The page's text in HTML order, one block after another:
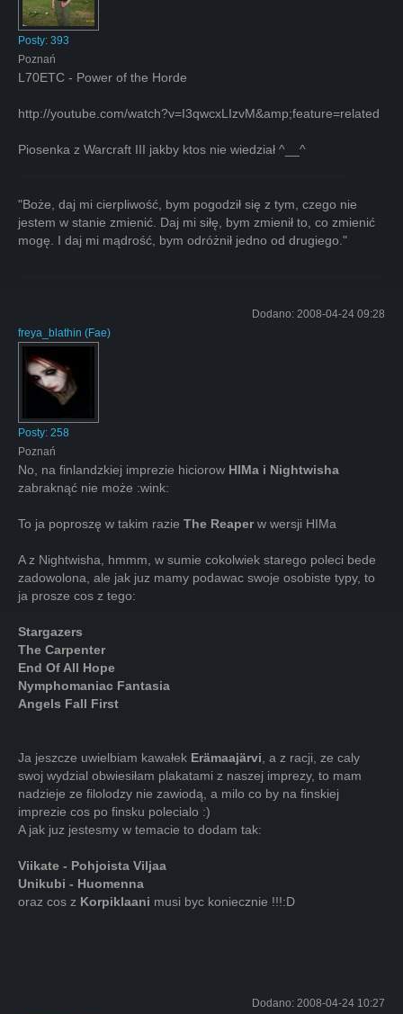
Posty: 393
Poznań
L70ETC - Power of the Horde
http://youtube.com/watch?v=I3qwcxLIzvM&amp;feature=related
Piosenka z Warcraft III jakby ktos nie wiedział ^__^
"Boże, daj mi cierpliwość, bym pogodził się z tym, czego nie
jestem w stanie zmienić. Daj mi siłę, bym zmienił to, co zmienić
mogę. I daj mi mądrość, bym odróżnił jedno od drugiego."
Dodano: 2008-04-24 09:28
freya_blathin (Fae)
Posty: 258
Poznań
No, na finlandzkiej imprezie hiciorow HIMa i Nightwisha
zabraknąć nie może :wink:
To ja poproszę w takim razie The Reaperw wersji HIMa
A z Nightwisha, hmmm, w sumie cokolwiek starego poleci bede
zadowolona, ale jak juz mamy podawac swoje osobiste typy, to
ja prosze cos z tego:
Stargazers
The Carpenter
End Of All Hope
Nymphomaniac Fantasia
Angels Fall First
Ja jeszcze uwielbiam kawałek Erämaajärvi , a z racji, ze caly
swoj wydzial obwiesiłam plakatami z naszej imprezy, to mam
nadzieje ze filolodzy nie zawiodą, a milo co by na finskiej
imprezie cos po finsku polecialo :)
A jak juz jestesmy w temacie to dodam tak:
Viikate - Pohjoista Viljaa
Unikubi - Huomenna
oraz cos z Korpiklaani musi byc koniecznie !!!:D
Dodano: 2008-04-24 10:27